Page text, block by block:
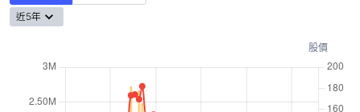
近5年